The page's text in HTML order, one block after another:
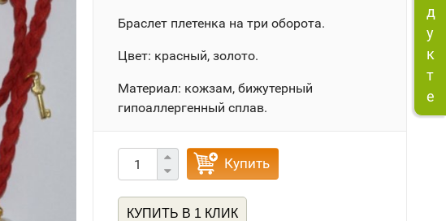
д
у
к
т
е
Браслет плетенка на три оборота.
Цвет: красный, золото.
Материал: кожзам, бижутерный
гипоаллергенный сплав.
Купить
КУПИТЬ В 1 КЛИК